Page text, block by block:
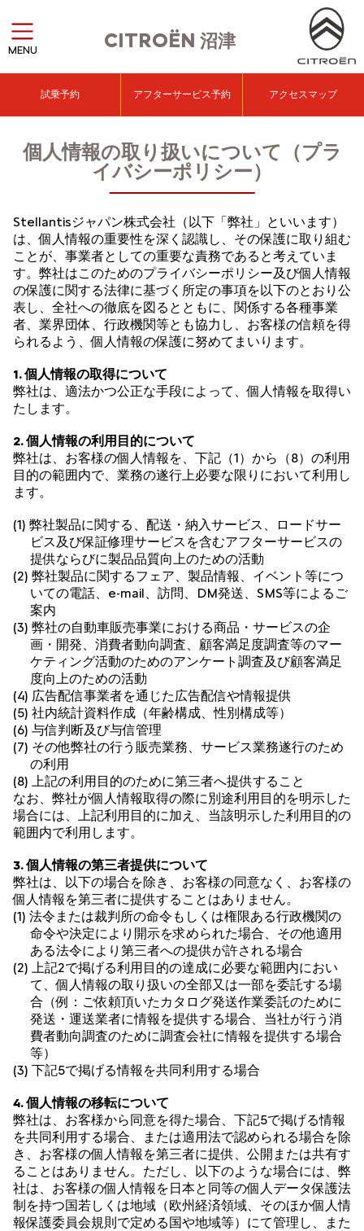
CITROËN 沼津
MENU
試乗予約 アフターサービス予約 アクセスマップ
個人情報の取り扱いについて（プラ
イバシーポリシー）
Stellantisジャパン株式会社（以下「弊社」といいます）
は、個人情報の重要性を深く認識し、その保護に取り組む
ことが、事業者としての重要な責務であると考えていま
す。弊社はこのためのプライバシーポリシー及び個人情報
の保護に関する法律に基づく所定の事項を以下のとおり公
表し、全社への徹底を図るとともに、関係する各種事業
者、業界団体、行政機関等とも協力し、お客様の信頼を得
られるよう、個人情報の保護に努めてまいります。
1. 個人情報の取得について
弊社は、適法かつ公正な手段によって、個人情報を取得い
たします。
2. 個人情報の利用目的について
弊社は、お客様の個人情報を、下記（1）から（8）の利用
目的の範囲内で、業務の遂行上必要な限りにおいて利用し
ます。
(1) 弊社製品に関する、配送・納入サービス、ロードサー
ビス及び保証修理サービスを含むアフターサービスの
提供ならびに製品品質向上のための活動
(2) 弊社製品に関するフェア、製品情報、イベント等につ
いての電話、e-mail、訪問、DM発送、SMS等によるご
案内
(3) 弊社の自動車販売事業における商品・サービスの企
画・開発、消費者動向調査、顧客満足度調査等のマー
ケティング活動のためのアンケート調査及び顧客満足
度向上のための活動
(4) 広告配信事業者を通じた広告配信や情報提供
(5) 社内統計資料作成（年齢構成、性別構成等）
(6) 与信判断及び与信管理
(7) その他弊社の行う販売業務、サービス業務遂行のため
の利用
(8) 上記の利用目的のために第三者へ提供すること
なお、弊社が個人情報取得の際に別途利用目的を明示した
場合には、上記利用目的に加え、当該明示した利用目的の
範囲内で利用します。
3. 個人情報の第三者提供について
弊社は、以下の場合を除き、お客様の同意なく、お客様の
個人情報を第三者に提供することはありません。
(1) 法令または裁判所の命令もしくは権限ある行政機関の
命令や決定により開示を求められた場合、その他適用
ある法令により第三者への提供が許される場合
(2) 上記2で掲げる利用目的の達成に必要な範囲内におい
て、個人情報の取り扱いの全部又は一部を委託する場
合（例：ご依頼頂いたカタログ発送作業委託のために
発送・運送業者に情報を提供する場合、当社が行う消
費者動向調査のために調査会社に情報を提供する場合
等）
(3) 下記5で掲げる情報を共同利用する場合
4. 個人情報の移転について
弊社は、お客様から同意を得た場合、下記5で掲げる情報
を共同利用する場合、または適用法で認められる場合を除
き、お客様の個人情報を第三者に提供、公開または共有す
ることはありません。ただし、以下のような場合には、弊
社は、お客様の個人情報を日本と同等の個人データ保護法
制を持つ国若しくは地域（欧州経済領域、そのほか個人情
報保護委員会規則で定める国や地域等）にて管理し、また